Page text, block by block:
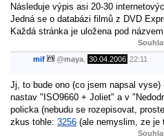
Následuje výpis asi 20-30
Jedná se o databázi filmů z DVD
Každá stránka je uložena pod názvem
mif @maya 30.04.2006 22:11
Jj, to bude ono (co jsem napsal
nastav "ISO9660 + Joliet" a v
policka (nebudu se rozepisovat,
zkus tohle: 3256 (ale nemyslim, ze je